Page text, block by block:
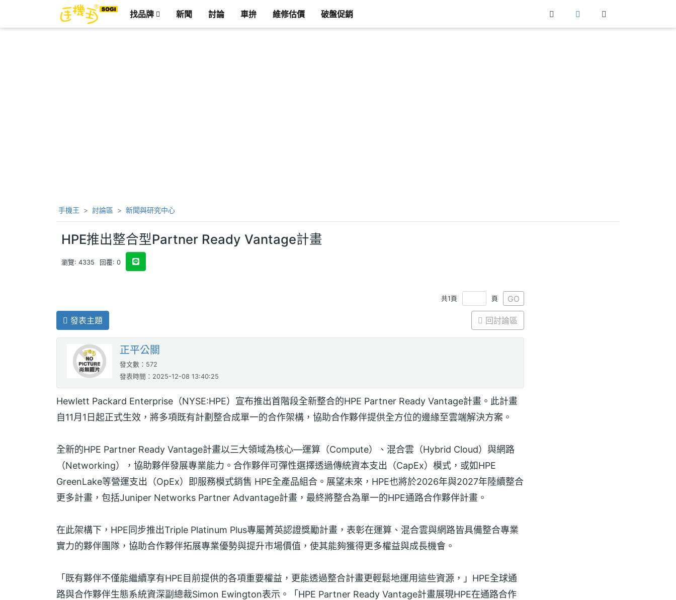
找品牌 新聞 討論 車拚 維修估價 破盤促銷
手機王 討論區 新聞與研究中心
HPE推出整合型Partner Ready Vantage計畫
瀏覽: 4335 回覆: 0
共1頁 頁 GO
發表主題 回討論區
正平公關
發文數：572
發表時間：2025-12-08 13:40:25
Hewlett Packard Enterprise（NYSE:HPE）宣布推出首階段全新整合的HPE Partner Ready Vantage計畫。此計畫
自11月1日起正式生效，將多項既有計劃整合成單一的合作架構，協助合作夥伴提供全方位的邊緣至雲端解決方案。
全新的HPE Partner Ready Vantage計畫以三大領域為核心—運算（Compute）、混合雲（Hybrid Cloud）與網路
（Networking），協助夥伴發展專業能力。合作夥伴可彈性選擇透過傳統資本支出（CapEx）模式，或如HPE
GreenLake等營運支出（OpEx）即服務模式銷售 HPE全產品組合。展望未來，HPE也將於2026年與2027年陸續整合
更多計畫，包括Juniper Networks Partner Advantage計畫，最終將整合為單一的HPE通路合作夥伴計畫。
在此架構下，HPE同步推出Triple Platinum Plus專屬菁英認證獎勵計畫，表彰在運算、混合雲與網路皆具備整合專業
實力的夥伴團隊，協助合作夥伴拓展專業優勢與提升市場價值，使其能夠獲得更多權益與成長機會。
「既有夥伴不僅能繼續享有HPE目前提供的各項重要權益，更能透過整合計畫更輕鬆地運用這些資源，」HPE全球通
路與合作夥伴生態系統資深副總裁Simon Ewington表示。「HPE Partner Ready Vantage計畫展現HPE在通路合作